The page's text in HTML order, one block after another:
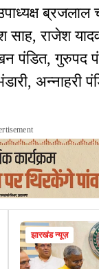
ब्रजलाल
साह, राजेश
गुरुपद
अन्नाहरी
झारखंड न्यूज़